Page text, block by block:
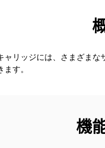
ツ
ャリッジには、さまざま
す。
機